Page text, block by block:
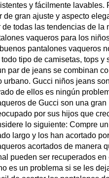
y fácilmente lavables.
de gran ajuste y aspecto
de todas las tendencias de la
vaqueros para los
pantalones vaqueros
tipo de camisetas, tops y
par de jeans se combinan
urbano. Gucci niños jeans
de ellos es ningún
de Gucci son una
por sus hijos que
lo siguiente: Compre
largo y los han acortado
acortados de manera
pueden ser recuperados
es un problema si se les